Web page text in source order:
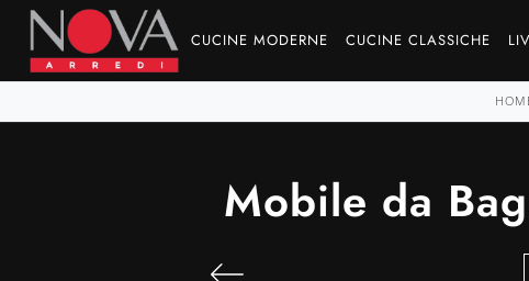
CUCINE MODERNE CUCINE CLASSICHE
Mobile da